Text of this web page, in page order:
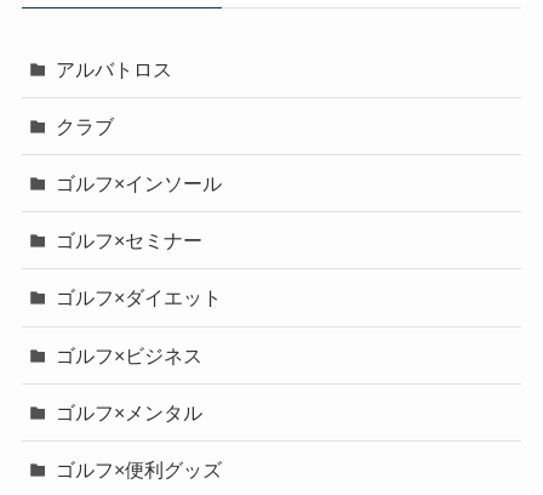
アルバトロス
クラブ
ゴルフ×インソール
ゴルフ×セミナー
ゴルフ×ダイエット
ゴルフ×ビジネス
ゴルフ×メンタル
ゴルフ×便利グッズ